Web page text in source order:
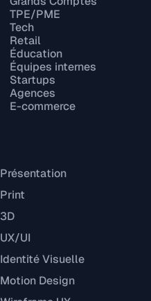
Présentation
Print
3D
UX/UI
Identité Visuelle
Motion Design
TPE/PME
Tech
Retail
Éducation
Équipes internes
Startups
Agences
E-commerce